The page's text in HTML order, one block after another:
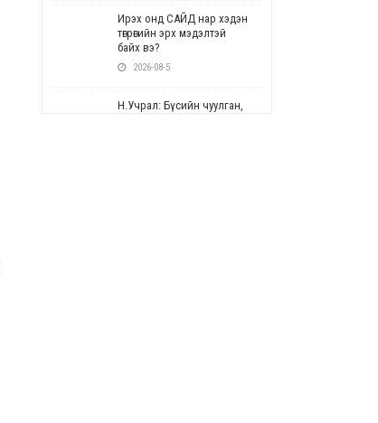
Ирэх онд САЙД нар хэдэн
төгрөгийн эрх мэдэлтэй
байх вэ?
2026-08-5
Н.Учрал: Бүсийн чуулган,